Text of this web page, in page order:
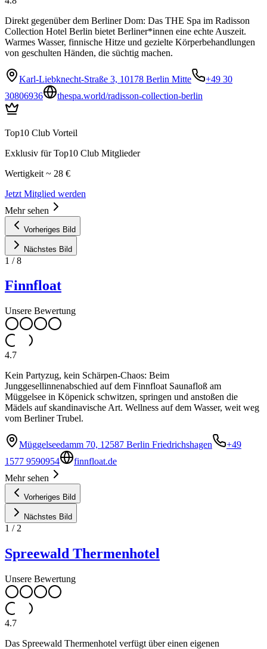
Direkt gegenüber dem Berliner Dom: Das THE Spa im Radisson
Collection Hotel Berlin bietet Berliner*innen eine echte Auszeit.
Warmes Wasser, finnische Hitze und gezielte Körperbehandlungen
von geschulten Händen, die süchtig machen.
Karl-Liebknecht-Straße 3, 10178 Berlin Mitte
+49 30
30806936
thespa.world/radisson-collection-berlin
Top10 Club Vorteil
Exklusiv für Top10 Club Mitglieder
Wertigkeit ~ 28 €
Jetzt Mitglied werden
Mehr sehen
Vorheriges Bild
Nächstes Bild
1 /8
Finnfloat
Unsere Bewertung
4.7
Kein Partyzug, kein Schärpen-Chaos: Beim
Junggesellinnenabschied auf dem Finnfloat Saunafloß am
Müggelsee in Köpenick schwitzen, springen und anstoßen die
Mädels auf skandinavische Art. Wellness auf dem Wasser, weit weg
vom Berliner Trubel.
Müggelseedamm 70, 12587 Berlin Friedrichshagen
+49
1577 9590954
finnfloat.de
Mehr sehen
Vorheriges Bild
Nächstes Bild
1 / 2
Spreewald Thermenhotel
Unsere Bewertung
4.7
Das Spreewald Thermenhotel verfügt über einen eigenen